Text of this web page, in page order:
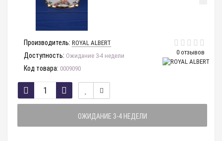
0 отзывов
Производитель: ROYAL ALBERT
Доступность: Ожидание 3-4 недели
Код товара: 0009090
ОЖИДАНИЕ 3-4 НЕДЕЛИ